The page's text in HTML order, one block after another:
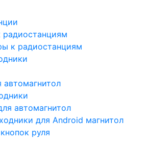
радиостанциям
к радиостанциям
автомагнитол
автомагнитол
для Android магнитол
руля